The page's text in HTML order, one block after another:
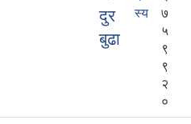
दुर
बुढा
स्य
७
५
९
९
२
०